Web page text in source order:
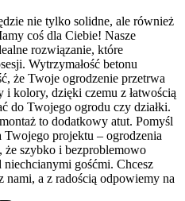
nie tylko solidne, ale również
coś dla Ciebie! Nasze
rozwiązanie, które
Wytrzymałość betonu
że Twoje ogrodzenie przetrwa
kolory, dzięki czemu z łatwością
do Twojego ogrodu czy działki.
to dodatkowy atut. Pomyśl
projektu – ogrodzenia
że szybko i bezproblemowo
niechcianymi gośćmi. Chcesz
a z radością odpowiemy na